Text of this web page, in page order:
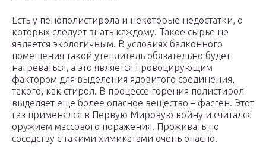
Есть у пенополистирола и некоторые недостатки, о
которых следует знать каждому. Такое сырье не
является экологичным. В условиях балконного
помещения такой утеплитель обязательно будет
нагреваться, а это является провоцирующим
фактором для выделения ядовитого соединения,
такого, как стирол. В процессе горения полистирол
выделяет еще более опасное вещество – фасген. Этот
газ применялся в Первую Мировую войну и считался
оружием массового поражения. Проживать по
соседству с такими химикатами очень опасно.